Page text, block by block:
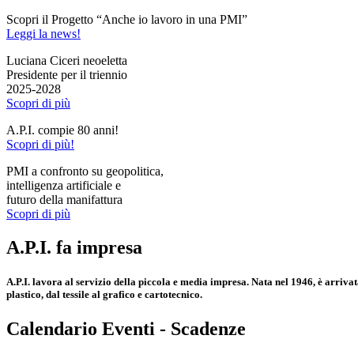
Scopri il Progetto “Anche io lavoro in una PMI”
Leggi la news!
Luciana Ciceri neoeletta
Presidente per il triennio
2025-2028
Scopri di più
A.P.I. compie 80 anni!
Scopri di più!
PMI a confronto su geopolitica,
intelligenza artificiale e
futuro della manifattura
Scopri di più
A.P.I. fa impresa
A.P.I. lavora al servizio della piccola e media impresa. Nata nel 1946, è
plastico, dal tessile al grafico e cartotecnico.
Calendario Eventi - Scadenze